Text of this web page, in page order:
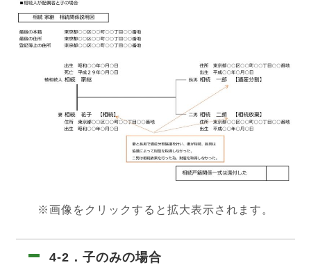
※画像をクリックすると拡大表示されます。
4-2．子のみの場合